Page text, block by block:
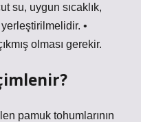
su, uygun sıcaklık,
•
olması gerekir.
pamuk tohumlarının